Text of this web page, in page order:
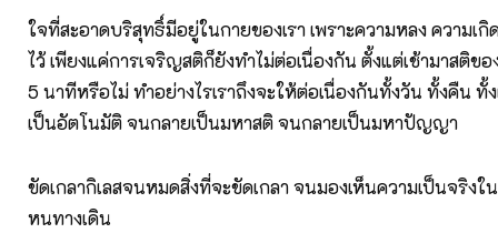
ใจที่สะอาดบริสุทธิ์มีอยู่ในกายของเรา เพราะความหลง ความเกิ
ไว้ เพียงแค่การเจริญสติก็ยังทำไม่ต่อเนื่องกัน ตั้งแต่เช้ามาสติขอ
5 นาทีหรือไม่ ทำอย่างไรเราถึงจะให้ต่อเนื่องกันทั้งวัน ทั้งคืน ทั้
เป็นอัตโนมัติ จนกลายเป็นมหาสติ จนกลายเป็นมหาปัญญา
ขัดเกลากิเลสจนหมดสิ่งที่จะขัดเกลา จนมองเห็นความเป็นจริงใ
หนทางเดิน